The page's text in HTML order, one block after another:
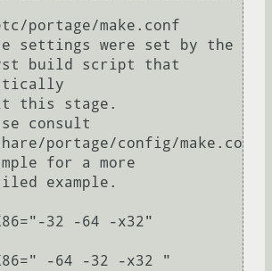
portage/make.conf
settings were set by the
build script that
this stage.
consult
portage/config/make.co
for a more
example.
32 -64 -x32"
-64 -32 -x32 "